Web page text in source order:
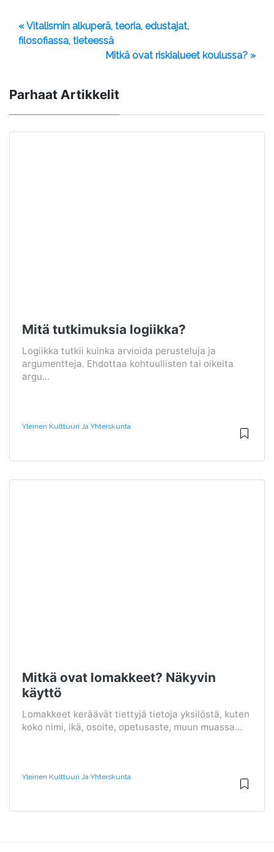
« Vitalismin alkuperä, teoria, edustajat,
filosofiassa, tieteessä
Mitkä ovat riskialueet koulussa? »
Parhaat Artikkelit
Mitä tutkimuksia logiikka?
Logiikka tutkii kuinka arvioida perusteluja ja
argumentteja. Ehdottaa kohtuullisten tai oikeita
argu...
Yleinen Kulttuuri Ja Yhteiskunta
Mitkä ovat lomakkeet? Näkyvin
käyttö
Lomakkeet keräävät tiettyjä tietoja yksilöstä, kuten
koko nimi, ikä, osoite, opetusaste, muun muassa...
Yleinen Kulttuuri Ja Yhteiskunta